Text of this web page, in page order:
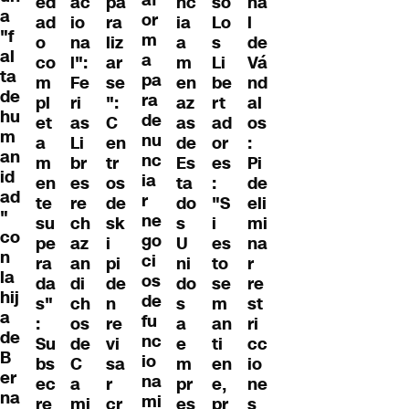
a
"f
al
ta
de
hu
m
an
id
ad
"
co
n
la
hij
a
de
B
er
na
ad
o
co
m
pl
et
a
m
en
te
su
pe
ra
da
s"
:
Su
bs
ec
re
io
na
l":
Fe
ri
as
Li
br
es
re
ch
az
an
di
ch
os
de
C
a
mi
ra
liz
ar
se
":
C
en
tr
os
de
sk
i
pi
de
n
re
vi
sa
r
cr
or
m
a
pa
ra
de
nu
nc
ia
r
ne
go
ci
os
de
fu
nc
io
na
mi
ia
a
m
en
az
as
de
Es
ta
do
s
U
ni
do
s
a
e
m
pr
es
Lo
s
Li
be
rt
ad
or
es
:
"S
i
es
to
se
m
an
ti
en
e,
pr
l
de
Vá
nd
al
os
:
Pi
de
eli
mi
na
r
re
st
ri
cc
io
ne
s